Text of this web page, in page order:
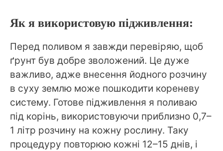
Як я використовую підживлення:
Перед поливом я завжди перевіряю, щоб
ґрунт був добре зволожений. Це дуже
важливо, адже внесення йодного розчину
в суху землю може пошкодити кореневу
систему. Готове підживлення я поливаю
під корінь, використовуючи приблизно 0,7–
1 літр розчину на кожну рослину. Таку
процедуру повторюю кожні 12–15 днів, і